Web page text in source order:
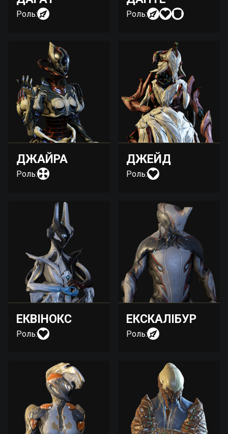
Роль: Роль:
ДЖАЙРА
Роль:
ДЖЕЙД
Роль:
ЕКВІНОКС
Роль:
ЕКСКАЛІБУР
Роль: